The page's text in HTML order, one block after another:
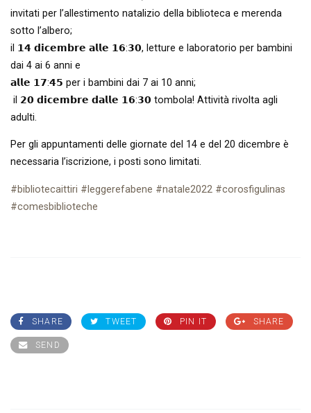
invitati per l’allestimento natalizio della biblioteca e merenda
sotto l’albero;
il 𝟭𝟰 𝗱𝗶𝗰𝗲𝗺𝗯𝗿𝗲 𝗮𝗹𝗹𝗲 𝟭𝟲:𝟯𝟬, letture e laboratorio per bambini
dai 4 ai 6 anni e
𝗮𝗹𝗹𝗲 𝟭𝟳:𝟰𝟱 per i bambini dai 7 ai 10 anni;
il 𝟮𝟬 𝗱𝗶𝗰𝗲𝗺𝗯𝗿𝗲 𝗱𝗮𝗹𝗹𝗲 𝟭𝟲:𝟯𝟬 tombola! Attività rivolta agli
adulti.
Per gli appuntamenti delle giornate del 14 e del 20 dicembre è
necessaria l’iscrizione, i posti sono limitati.
#bibliotecaittiri #leggerefabene #natale2022 #corosfigulinas
#comesbiblioteche
SHARE TWEET PIN IT SHARE
SEND